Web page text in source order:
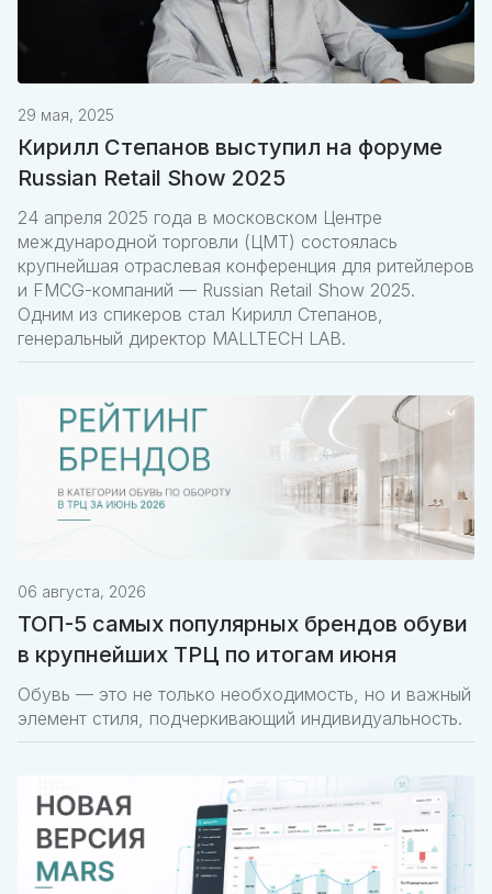
29 мая, 2025
Кирилл Степанов выступил на форуме
Russian Retail Show 2025
24 апреля 2025 года в московском Центре
международной торговли (ЦМТ) состоялась
крупнейшая отраслевая конференция для ритейлеров
и FMCG-компаний — Russian Retail Show 2025.
Одним из спикеров стал Кирилл Степанов,
генеральный директор MALLTECH LAB.
06 августа, 2026
ТОП-5 самых популярных брендов обуви
в крупнейших ТРЦ по итогам июня
Обувь — это не только необходимость, но и важный
элемент стиля, подчеркивающий индивидуальность.